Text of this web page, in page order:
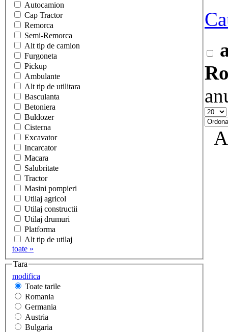
Autocamion
Cap Tractor
Remorca
Semi-Remorca
Alt tip de camion
Furgoneta
Pickup
Ambulante
Alt tip de utilitara
Basculanta
Betoniera
Buldozer
Cisterna
Excavator
Incarcator
Macara
Salubritate
Tractor
Masini pompieri
Utilaj agricol
Utilaj constructii
Utilaj drumuri
Platforma
Alt tip de utilaj
toate »
modifica
Tara
Toate tarile
Romania
Germania
Austria
Bulgaria